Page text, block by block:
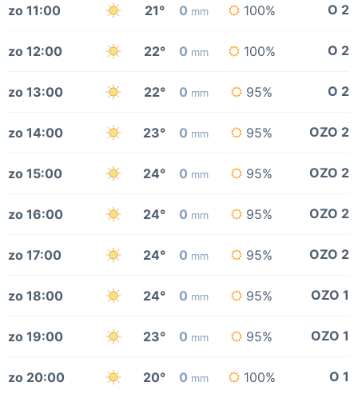
zo 11:00 21° 0 mm 100% O 2
zo 12:00 22° 0 mm 100% O 2
zo 13:00 22° 0 mm 95% O 2
zo 14:00 23° 0 mm 95% OZO 2
zo 15:00 24° 0 mm 95% OZO 2
zo 16:00 24° 0 mm 95% OZO 2
zo 17:00 24° 0 mm 95% OZO 2
zo 18:00 24° 0 mm 95% OZO 1
zo 19:00 23° 0 mm 95% OZO 1
zo 20:00 20° 0 mm 100% O 1